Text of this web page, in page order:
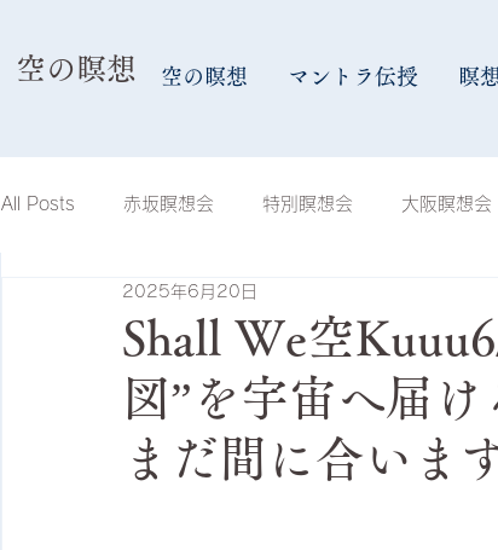
​空の瞑想 空の瞑想 マントラ伝授 瞑
All Posts 赤坂瞑想会 特別瞑想会 大阪瞑想会
島根瞑想会 滋賀琵琶湖瞑想会
兵庫瞑想会 スケジュール インストラクター
Shall We空
図”を宇宙へ届
まだ間に合いま
2025年6月20日